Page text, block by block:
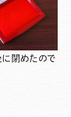
に閉めたので